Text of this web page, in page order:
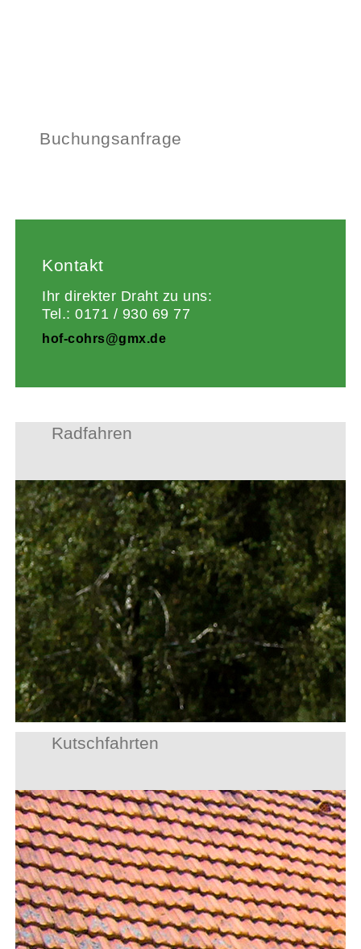
Buchungsanfrage
Kontakt
Ihr direkter Draht zu uns:
Tel.: 0171 / 930 69 77
hof-cohrs@gmx.de
Radfahren
Kutschfahrten